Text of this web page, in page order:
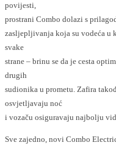
povijesti,
prostrani Combo dolazi s
zasljepljivanja koja su vodeća u
svake
strane – brinu se da je cesta
drugih
sudionika u prometu. Zafira
osvjetljavaju noć
i vozaču osiguravaju najbolju
Sve zajedno, novi Combo